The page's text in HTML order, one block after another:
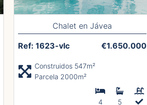
Chalet en Jávea
Ref: 1623-vlc €1.650.000
Construidos 547m²
Parcela 2000m²
4 5